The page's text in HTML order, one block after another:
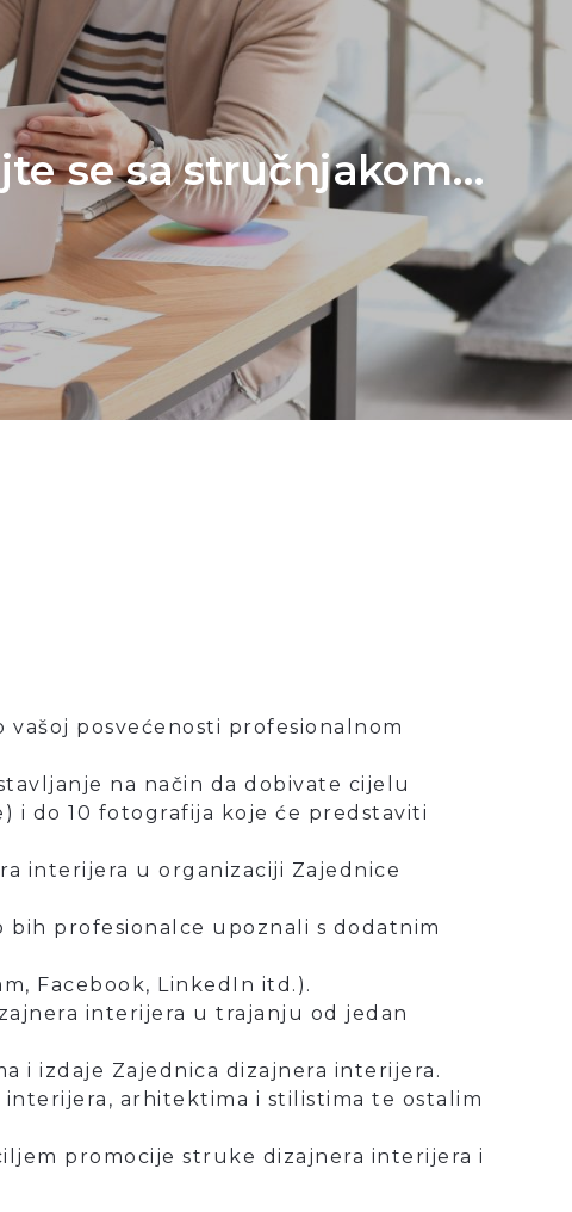
se sa stručnjakom...
posvećenosti profesionalnom
na način da dobivate cijelu
i do 10 fotografija koje će predstaviti
interijera u organizaciji Zajednice
profesionalce upoznali s dodatnim
Facebook, LinkedIn itd.).
interijera u trajanju od jedan
i izdaje Zajednica dizajnera interijera.
arhitektima i stilistima te ostalim
promocije struke dizajnera interijera i